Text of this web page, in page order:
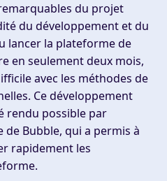
du projet
du développement et du
lancer la plateforme de
en seulement deux mois,
avec les méthodes de
Ce développement
rendu possible par
Bubble, qui a permis à
rapidement les